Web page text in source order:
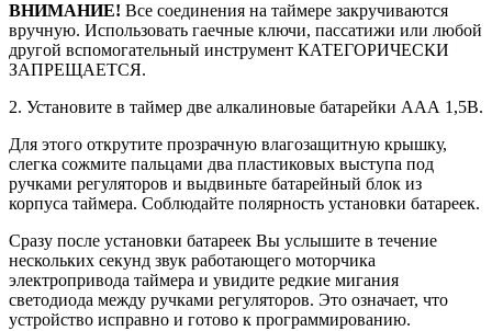
ВНИМАНИЕ! Все соединения на таймере закручиваются
вручную. Использовать гаечные ключи, пассатижи или любой
другой вспомогательный инструмент КАТЕГОРИЧЕСКИ
ЗАПРЕЩАЕТСЯ.
2. Установите в таймер две алкалиновые батарейки ААА 1,5В.
Для этого открутите прозрачную влагозащитную крышку,
слегка сожмите пальцами два пластиковых выступа под
ручками регуляторов и выдвиньте батарейный блок из
корпуса таймера. Соблюдайте полярность установки батареек.
Сразу после установки батареек Вы услышите в течение
нескольких секунд звук работающего моторчика
электропривода таймера и увидите редкие мигания
светодиода между ручками регуляторов. Это означает, что
устройство исправно и готово к программированию.